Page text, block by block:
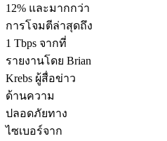
12% และมากกว่า
การโจมตีล่าสุดถึง
1 Tbps จากที่
รายงานโดย Brian
Krebs ผู้สื่อข่าว
ด้านความ
ปลอดภัยทาง
ไซเบอร์จาก